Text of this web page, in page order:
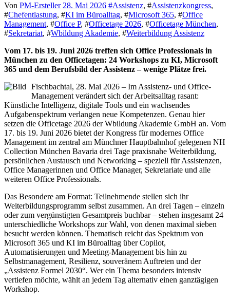
Von PM-Ersteller 28. Mai 2026 #Assistenz, #Assistenzkongress,
#Chefentlastung, #KI im Büroalltag, #Microsoft 365, #Office
Management, #Office P, #Officetage 2026, #Officetage München,
#Sekretariat, #Wbildung Akademie, #Weiterbildung Assistenz
Vom 17. bis 19. Juni 2026 treffen sich Office Professionals in
München zu den Officetagen: 24 Workshops zu KI, Microsoft
365 und dem Berufsbild der Assistenz – wenige Plätze frei.
Fischbachtal, 28. Mai 2026 – Im Assistenz- und Office-
Management verändert sich der Arbeitsalltag rasant:
Künstliche Intelligenz, digitale Tools und ein wachsendes
Aufgabenspektrum verlangen neue Kompetenzen. Genau hier
setzen die Officetage 2026 der Wbildung Akademie GmbH an. Vom
17. bis 19. Juni 2026 bietet der Kongress für modernes Office
Management im zentral am Münchner Hauptbahnhof gelegenen NH
Collection München Bavaria drei Tage praxisnahe Weiterbildung,
persönlichen Austausch und Networking – speziell für Assistenzen,
Office Managerinnen und Office Manager, Sekretariate und alle
weiteren Office Professionals.
Das Besondere am Format: Teilnehmende stellen sich ihr
Weiterbildungsprogramm selbst zusammen. An drei Tagen – einzeln
oder zum vergünstigten Gesamtpreis buchbar – stehen insgesamt 24
unterschiedliche Workshops zur Wahl, von denen maximal sieben
besucht werden können. Thematisch reicht das Spektrum von
Microsoft 365 und KI im Büroalltag über Copilot,
Automatisierungen und Meeting-Management bis hin zu
Selbstmanagement, Resilienz, souveränem Auftreten und der
„Assistenz Formel 2030“. Wer ein Thema besonders intensiv
vertiefen möchte, wählt an jedem Tag alternativ einen ganztägigen
Workshop.